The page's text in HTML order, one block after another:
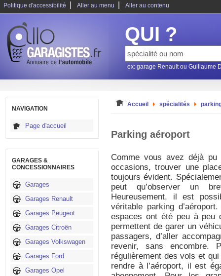
Politique d'accessibilité Aller au menu Aller au contenu
QUI ?
ex: garage Renault ou Guillaume
NAVIGATION
Page d'accueil
GARAGES &
CONCESSIONNAIRES
Garages
Garages Renault
Garages Peugeot
Garages Citroën
Garages Volkswagen
Garages Ford
Garages Opel
Accueil spécialités
Parking aéroport
Comme vous avez déjà
occasions, trouver une
toujours évident.
peut qu’observer un
Heureusement, il est
véritable parking
espaces ont été peu à peu
permettent de garer un
passagers, d’aller
revenir, sans encombre.
régulièrement des vols et
rendre à l’aéroport, il est